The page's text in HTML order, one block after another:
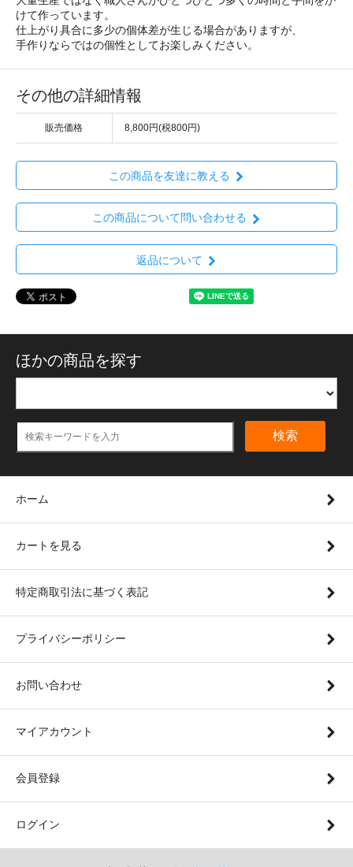
けて作っています。
仕上がり具合に多少の個体差が生じる場合がありますが、
手作りならではの個性としてお楽しみください。
その他の詳細情報
販売価格 8,800円(税800円)
この商品を友達に教える
この商品について問い合わせる
返品について
ほかの商品を探す
検索
ホーム
カートを見る
特定商取引法に基づく表記
プライバシーポリシー
お問い合わせ
マイアカウント
会員登録
ログイン